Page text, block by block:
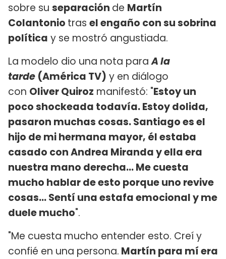
sobre su separación de Martín
Colantonio tras el engaño con su sobrina
política y se mostró angustiada.
La modelo dio una nota paraA la
tarde (América TV) y en diálogo
con Oliver Quiroz manifestó: "Estoy un
poco shockeada todavía. Estoy dolida,
pasaron muchas cosas. Santiago es el
hijo de mi hermana mayor, él estaba
casado con Andrea Miranda y ella era
nuestra mano derecha... Me cuesta
mucho hablar de esto porque uno revive
cosas... Sentí una estafa emocional y me
duele mucho".
"Me cuesta mucho entender esto. Creí y
confié en una persona. Martín para mí era